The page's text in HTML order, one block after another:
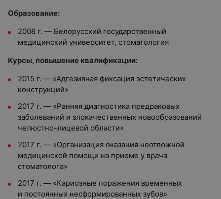
Образование:
2008 г. — Белорусский государственный
медицинский университет, стоматология
Курсы, повышение квалификации:
2015 г. — «Адгезивная фиксация эстетических
конструкций»
2017 г. — «Ранняя диагностика предраковых
заболеваний и злокачественных новообразований
челюстно-лицевой области»
2017 г. — «Организация оказания неотложной
медицинской помощи на приеме у врача
стоматолога»
2017 г. — «Кариозные поражения временных
и постоянных несформированных зубов»